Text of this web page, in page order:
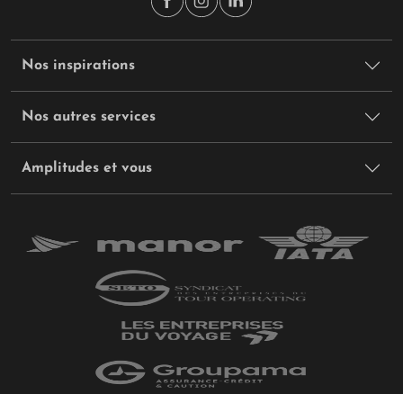
Nos inspirations
Nos autres services
Amplitudes et vous